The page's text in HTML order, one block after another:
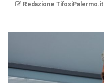
Redazione TifosiPalermo.it